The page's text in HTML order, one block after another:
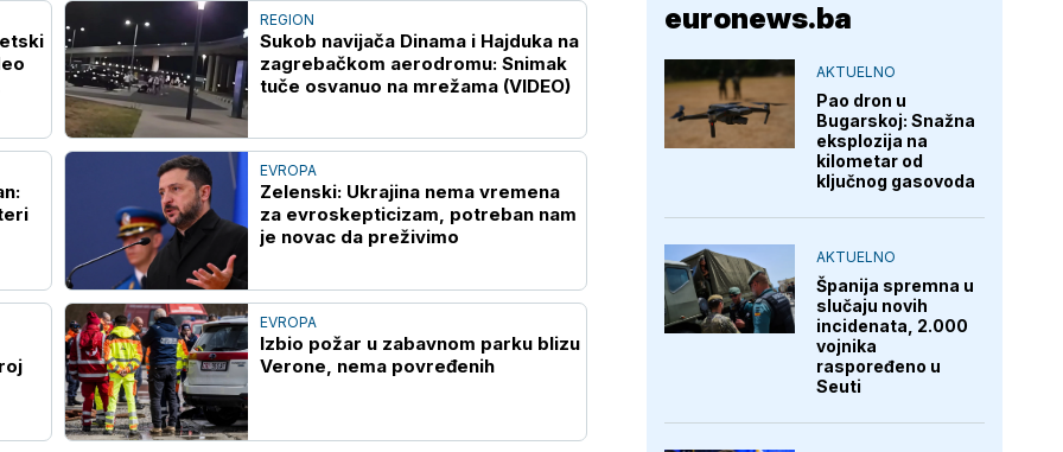
REGION
Sukob navijača Dinama i Hajduka na
zagrebačkom aerodromu: Snimak
tuče osvanuo na mrežama (VIDEO)
EVROPA
Zelenski: Ukrajina nema vremena
za evroskepticizam, potreban nam
je novac da preživimo
EVROPA
Izbio požar u zabavnom parku blizu
Verone, nema povređenih
euronews.ba
AKTUELNO
Pao dron u
Bugarskoj: Snažna
eksplozija na
kilometar od
ključnog gasovoda
AKTUELNO
Španija spremna u
slučaju novih
incidenata, 2.000
vojnika
raspoređeno u
Seuti